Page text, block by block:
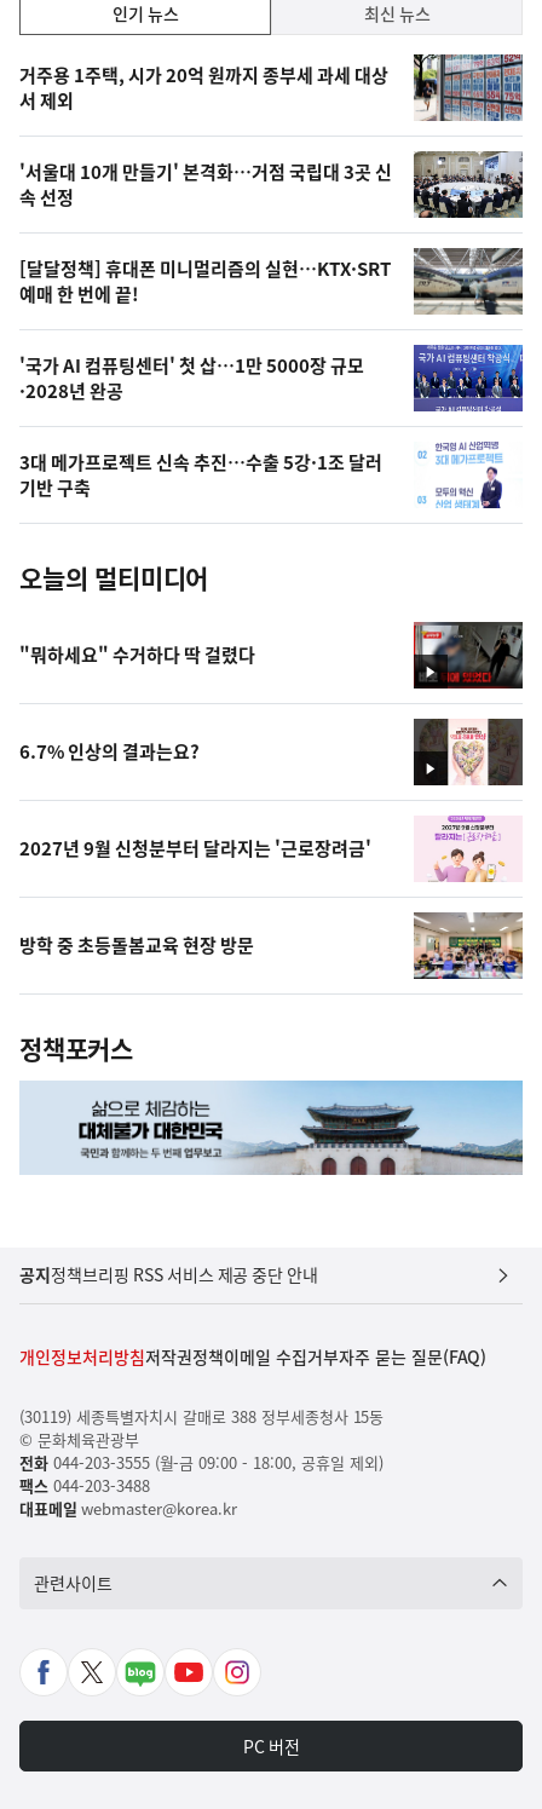
기,
최
신,
오
늘
의
영
상
오
늘
의
사
진
인기 뉴스 최신 뉴스
기
뉴
스
거주용 1주택, 시가 20억 원까지 종부세 과세 대상
서 제외
'서울대 10개 만들기' 본격화…거점 국립대 3곳 신
속 선정
[달달정책] 휴대폰 미니멀리즘의 실현…KTX·SRT
예매 한 번에 끝!
'국가 AI 컴퓨팅센터' 첫 삽…1만 5000장 규모
·2028년 완공
3대 메가프로젝트 신속 추진…수출 5강·1조 달러
기반 구축
오늘의 멀티미디어
영
상
"뭐하세요" 수거하다 딱 걸렸다
영
상
6.7% 인상의 결과는요?
2027년 9월 신청분부터 달라지는 '근로장려금'
방학 중 초등돌봄교육 현장 방문
정책포커스
공지정책브리핑 RSS 서비스 제공 중단 안내
개인정보처리방침저작권정책이메일 수집거부자주 묻는 질문(FAQ)
(30119) 세종특별자치시 갈매로 388 정부세종청사 15동
© 문화체육관광부
전화044-203-3555 (월-금 09:00 - 18:00, 공휴일 제외)
팩스 044-203-3488
대표메일 webmaster@korea.kr
관련사이트
페
X
네
유
인
타
그
PC 버전